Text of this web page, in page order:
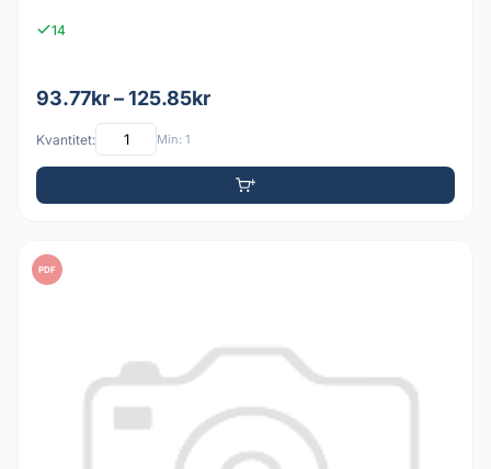
14
93.77kr – 125.85kr
Kvantitet: Min: 1
PDF